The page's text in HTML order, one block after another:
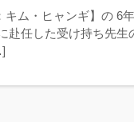
ム・ヒャンギ】の 6
赴任した受け持ち先生